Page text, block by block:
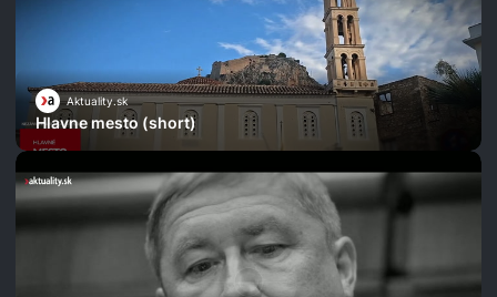
Aktuality.sk
Hlavne mesto (short)